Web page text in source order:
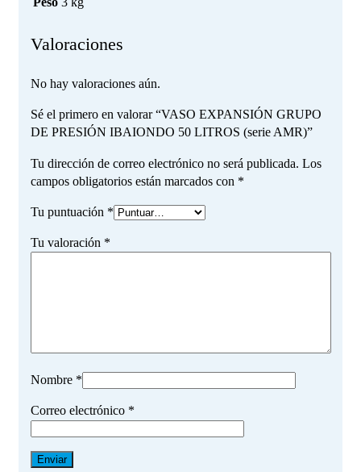
Valoraciones
No hay valoraciones aún.
Sé el primero en valorar “VASO EXPANSIÓN GRUPO
DE PRESIÓN IBAIONDO 50 LITROS (serie AMR)”
Tu dirección de correo electrónico no será publicada. Los
campos obligatorios están marcados con *
Tu puntuación *
Tu valoración *
Nombre *
Correo electrónico *